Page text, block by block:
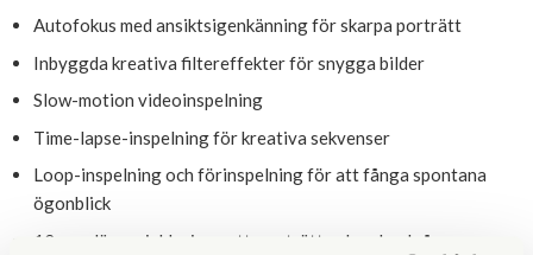
Autofokus med ansiktsigenkänning för skarpa porträtt
Inbyggda kreativa filtereffekter för snygga bilder
Slow-motion videoinspelning
Time-lapse-inspelning för kreativa sekvenser
Loop-inspelning och förinspelning för att fånga spontana
ögonblick
12 scenlägen, inklusive natt, porträtt och solnedgång